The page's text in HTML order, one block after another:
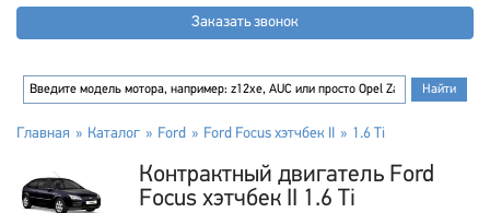
Заказать звонок
Главная Каталог Ford Ford Focus хэтчбек II 1.6 Ti
Контрактный двигатель Ford
Focus хэтчбек II 1.6 Ti